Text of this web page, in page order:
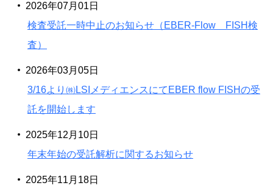
2026年07月01日
検査受託一時中止のお知らせ（EBER-Flow FISH検
査）
2026年03月05日
3/16より㈱LSIメディエンスにてEBER flow FISHの受
託を開始します
2025年12月10日
年末年始の受託解析に関するお知らせ
2025年11月18日